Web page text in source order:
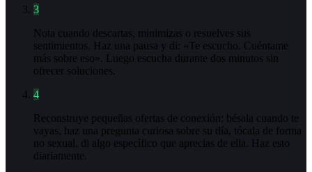
3
Nota cuando descartas, minimizas o resuelves sus
sentimientos. Haz una pausa y di: «Te escucho. Cuéntame
más sobre eso». Luego escucha durante dos minutos sin
ofrecer soluciones.
4
Reconstruye pequeñas ofertas de conexión: bésala cuando te
vayas, haz una pregunta curiosa sobre su día, tócala de forma
no sexual, di algo específico que aprecias de ella. Haz esto
diariamente.